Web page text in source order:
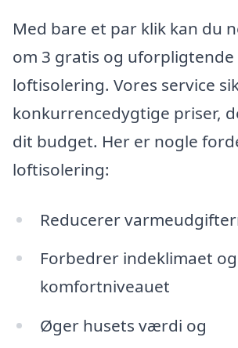
Med bare et par klik kan du
om 3 gratis og
loftisolering. Vores service
konkurrencedygtige priser,
dit budget. Her er nogle
loftisolering:
Reducerer
Forbedrer indeklimaet og
komfortniveauet
Øger husets værdi og